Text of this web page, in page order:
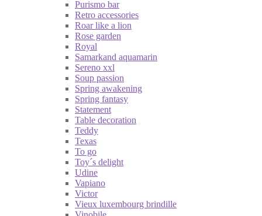
Purismo bar
Retro accessories
Roar like a lion
Rose garden
Royal
Samarkand aquamarin
Sereno xxl
Soup passion
Spring awakening
Spring fantasy
Statement
Table decoration
Teddy
Texas
To go
Toy´s delight
Udine
Vapiano
Victor
Vieux luxembourg brindille